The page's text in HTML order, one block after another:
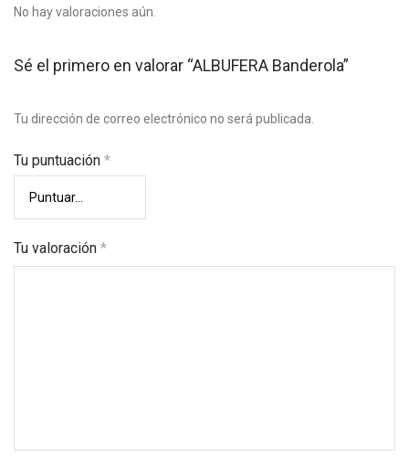
No hay valoraciones aún.
Sé el primero en valorar “ALBUFERA Banderola”
Tu dirección de correo electrónico no será publicada.
Tu puntuación *
Tu valoración *